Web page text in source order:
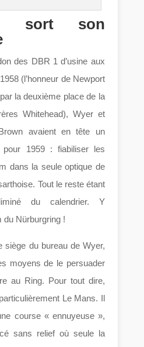
sort son
des DBR 1 d’usine aux
(l’honneur de Newport
la deuxième place de la
Whitehead), Wyer et
avaient en tête un
pour 1959 : fiabiliser les
dans la seule optique de
Tout le reste étant
du calendrier. Y
Nürburgring !
siège du bureau de Wyer,
moyens de le persuader
au Ring. Pour tout dire,
Le Mans. Il
course « ennuyeuse »,
sans relief où seule la